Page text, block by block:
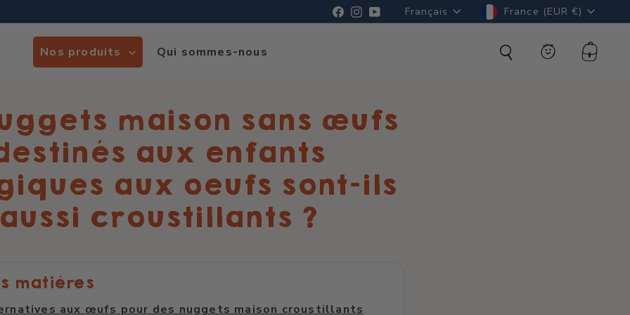
Facebook
Instagram
YouTubeLangue
Français Devise France (EUR €)
Nos produits Qui sommes-nous RechercherComptePanier
maison sans œufs
aux enfants
aux oeufs sont-ils
aussi croustillants ?
matières
aux œufs pour des nuggets maison croustillants